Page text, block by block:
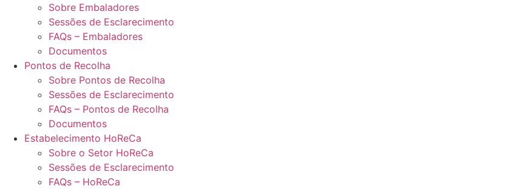
Sobre Embaladores
Sessões de Esclarecimento
FAQs – Embaladores
Documentos
Pontos de Recolha
Sobre Pontos de Recolha
Sessões de Esclarecimento
FAQs – Pontos de Recolha
Documentos
Estabelecimento HoReCa
Sobre o Setor HoReCa
Sessões de Esclarecimento
FAQs – HoReCa